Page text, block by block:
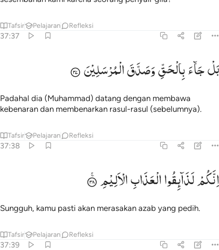
Tafsir Pelajaran Refleksi
37:37
بل جاء بالحق وصدق المرسلين ٣٧
بَلْ جَآءَ بِٱلْحَقِّ وَصَدَّقَ ٱلْمُرْسَلِينَ ٣٧
بَلْجَآءَبِالْحَقِّوَصَدَّقَالْمُرْسَلِیْنَ
Padahal dia (Muhammad) datang dengan membawa
kebenaran dan membenarkan rasul-rasul (sebelumnya).
Tafsir Pelajaran Refleksi
37:38
انكم لذايقو العذاب الاليم ٣٨
إِنَّكُمْ لَذَآئِقُوا۟ ٱلْعَذَابِ ٱلْأَلِيمِ ٣٨
اِنَّكُمْلَذَآىِٕقُواالْعَذَابِالْاَلِیْمِ
Sungguh, kamu pasti akan merasakan azab yang pedih.
Tafsir Pelajaran Refleksi
37:39